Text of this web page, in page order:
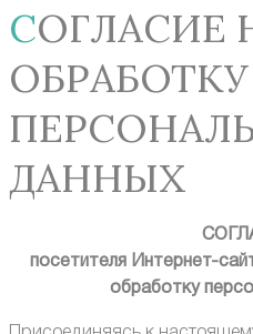
СОГЛАСИЕ НА
ОБРАБОТКУ
ДАННЫХ
посетителя Интернет-
обработку